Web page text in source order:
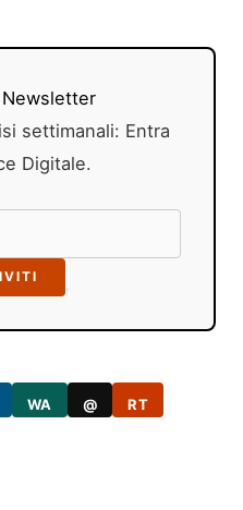
settimanali: Entra
Digitale.
WA @ RT